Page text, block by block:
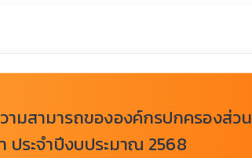
มสามารถขององค์กรปกครองส่วน
ระจำปีงบประมาณ 2568